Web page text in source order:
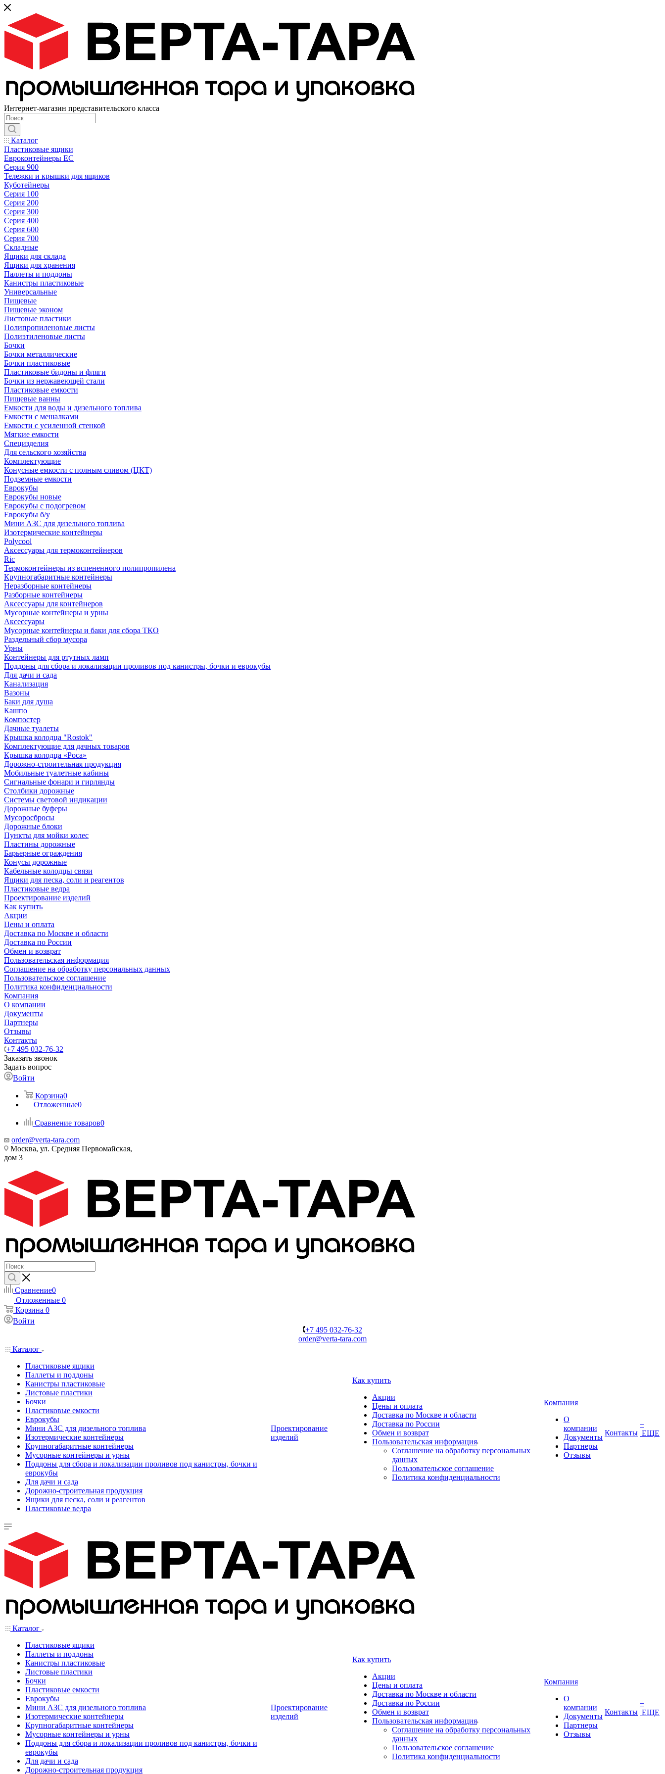
Интернет-магазин представительского класса
Каталог
Пластиковые ящики
Евроконтейнеры ЕС
Серия 900
Тележки и крышки для ящиков
Куботейнеры
Серия 100
Серия 200
Серия 300
Серия 400
Серия 600
Серия 700
Складные
Ящики для склада
Ящики для хранения
Паллеты и поддоны
Канистры пластиковые
Универсальные
Пищевые
Пищевые эконом
Листовые пластики
Полипропиленовые листы
Полиэтиленовые листы
Бочки
Бочки металлические
Бочки пластиковые
Пластиковые бидоны и фляги
Бочки из нержавеющей стали
Пластиковые емкости
Пищевые ванны
Емкости для воды и дизельного топлива
Емкости с мешалками
Емкости с усиленной стенкой
Мягкие емкости
Специзделия
Для сельского хозяйства
Комплектующие
Конусные емкости с полным сливом (ЦКТ)
Подземные емкости
Еврокубы
Еврокубы новые
Еврокубы с подогревом
Еврокубы б/у
Мини АЗС для дизельного топлива
Изотермические контейнеры
Polycool
Аксессуары для термоконтейнеров
Ric
Термоконтейнеры из вспененного полипропилена
Крупногабаритные контейнеры
Неразборные контейнеры
Разборные контейнеры
Аксессуары для контейнеров
Мусорные контейнеры и урны
Аксессуары
Мусорные контейнеры и баки для сбора ТКО
Раздельный сбор мусора
Урны
Контейнеры для ртутных ламп
Поддоны для сбора и локализации проливов под канистры, бочки и еврокубы
Для дачи и сада
Канализация
Вазоны
Баки для душа
Кашпо
Компостер
Дачные туалеты
Крышка колодца "Rostok"
Комплектующие для дачных товаров
Крышка колодца «Роса»
Дорожно-строительная продукция
Мобильные туалетные кабины
Сигнальные фонари и гирлянды
Столбики дорожные
Системы световой индикации
Дорожные буферы
Мусоросбросы
Дорожные блоки
Пункты для мойки колес
Пластины дорожные
Барьерные ограждения
Конусы дорожные
Кабельные колодцы связи
Ящики для песка, соли и реагентов
Пластиковые ведра
Проектирование изделий
Как купить
Акции
Цены и оплата
Доставка по Москве и области
Доставка по России
Обмен и возврат
Пользовательская информация
Соглашение на обработку персональных данных
Пользовательское соглашение
Политика конфиденциальности
Компания
О компании
Документы
Партнеры
Отзывы
Контакты
+7 495 032-76-32
Заказать звонок
Задать вопрос
Войти
Корзина0
Отложенные0
Сравнение товаров0
order@verta-tara.com
Москва, ул. Средняя Первомайская,
дом 3
Сравнение0
Отложенные 0
Корзина 0
Войти
+7 495 032-76-32
order@verta-tara.com
Каталог
Пластиковые ящики
Паллеты и поддоны
Канистры пластиковые
Листовые пластики
Бочки
Пластиковые емкости
Еврокубы
Мини АЗС для дизельного топлива
Изотермические контейнеры
Крупногабаритные контейнеры
Мусорные контейнеры и урны
Поддоны для сбора и локализации проливов под канистры, бочки и
еврокубы
Для дачи и сада
Дорожно-строительная продукция
Ящики для песка, соли и реагентов
Пластиковые ведра
Проектирование
изделий
Как купить
Акции
Цены и оплата
Доставка по Москве и области
Доставка по России
Обмен и возврат
Пользовательская информация
Соглашение на обработку персональных
данных
Пользовательское соглашение
Политика конфиденциальности
Компания
О
компании
Документы
Партнеры
Отзывы
Контакты
+
ЕЩЕ
Каталог
Пластиковые ящики
Паллеты и поддоны
Канистры пластиковые
Листовые пластики
Бочки
Пластиковые емкости
Еврокубы
Мини АЗС для дизельного топлива
Изотермические контейнеры
Крупногабаритные контейнеры
Мусорные контейнеры и урны
Поддоны для сбора и локализации проливов под канистры, бочки и
еврокубы
Для дачи и сада
Дорожно-строительная продукция
Проектирование
изделий
Как купить
Акции
Цены и оплата
Доставка по Москве и области
Доставка по России
Обмен и возврат
Пользовательская информация
Соглашение на обработку персональных
данных
Пользовательское соглашение
Политика конфиденциальности
Компания
О
компании
Документы
Партнеры
Отзывы
Контакты
+
ЕЩЕ